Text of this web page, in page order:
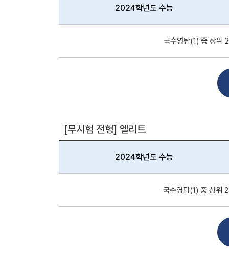
2024학년도 수능
국수영탐(1) 중 상위
[무시험 전형] 엘리트
2024학년도 수능
국수영탐(1) 중 상위